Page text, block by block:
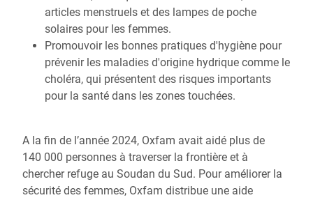
articles menstruels et des lampes de poche
solaires pour les femmes.
Promouvoir les bonnes pratiques d'hygiène pour
prévenir les maladies d'origine hydrique comme le
choléra, qui présentent des risques importants
pour la santé dans les zones touchées.
A la fin de l’année 2024, Oxfam avait aidé plus de
140 000 personnes à traverser la frontière et à
chercher refuge au Soudan du Sud. Pour améliorer la
sécurité des femmes, Oxfam distribue une aide